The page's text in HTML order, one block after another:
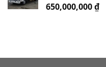
650,000,000₫